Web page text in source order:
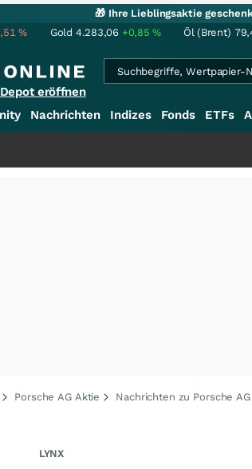
🎁 Ihre Lieblingsaktie
% Gold 4.283,06 +0,85% Öl (Brent)
Depot eröffnen
Nachrichten Indizes Fonds ETFs
Porsche AG Aktie Nachrichten zu Porsche AG
LYNX